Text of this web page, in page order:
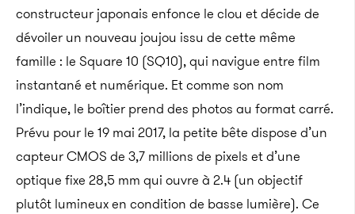
constructeur japonais enfonce le clou et décide de
dévoiler un nouveau joujou issu de cette même
famille : le Square 10 (SQ10), qui navigue entre film
instantané et numérique. Et comme son nom
l’indique, le boîtier prend des photos au format carré.
Prévu pour le 19 mai 2017, la petite bête dispose d’un
capteur CMOS de 3,7 millions de pixels et d’une
optique fixe 28,5 mm qui ouvre à 2.4 (un objectif
plutôt lumineux en condition de basse lumière). Ce